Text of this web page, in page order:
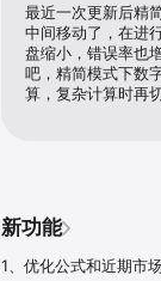
最近一次更新后精
中间移动了，在进
盘缩小，错误率也
吧，精简模式下数
算，复杂计算时再
新功能
1、优化公式和近期市